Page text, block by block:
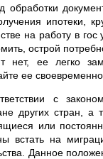
обработки
ипотеки,
на работу в
острой
нет, ее легко
ее
с
других стран, а
или
встать на
Данное